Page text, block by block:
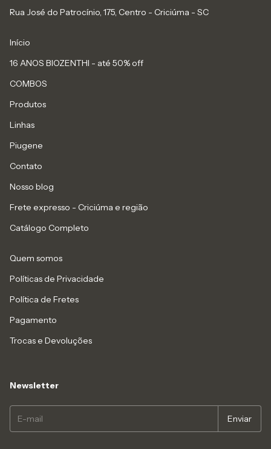
Rua José do Patrocínio, 175, Centro - Criciúma - SC
Início
16 ANOS BIOZENTHI - até 50% off
COMBOS
Produtos
Linhas
Piugene
Contato
Nosso blog
Frete expresso - Criciúma e região
Catálogo Completo
Quem somos
Políticas de Privacidade
Política de Fretes
Pagamento
Trocas e Devoluções
Newsletter